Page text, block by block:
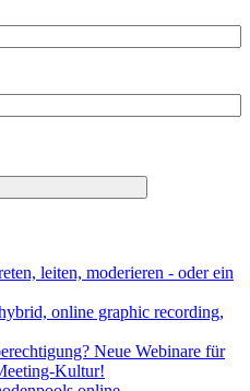
leiten, moderieren - oder ein
online graphic recording,
Neue Webinare für
Kultur!